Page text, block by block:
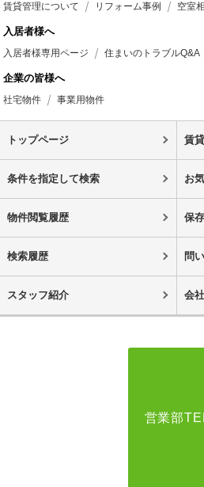
賃貸管理について リフォーム事例 空室
入居者様へ
入居者様専用ページ 住まいのトラブルQ&A
企業の皆様へ
社宅物件 事業用物件
トップページ 賃
条件を指定して検索 お
物件閲覧履歴 保
検索履歴 問
スタッフ紹介 会
営業部